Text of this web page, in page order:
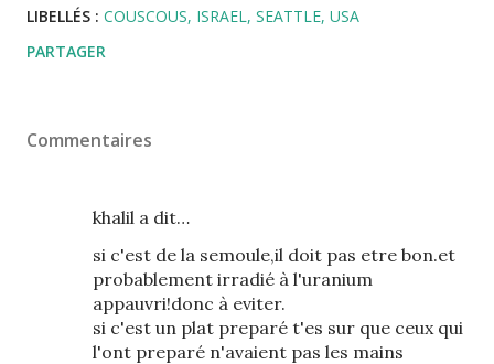
LIBELLÉS : COUSCOUS ISRAEL SEATTLE USA
PARTAGER
Commentaires
khalil a dit…
si c'est de la semoule,il doit pas etre bon.et
probablement irradié à l'uranium
appauvri!donc à eviter.
si c'est un plat preparé t'es sur que ceux qui
l'ont preparé n'avaient pas les mains